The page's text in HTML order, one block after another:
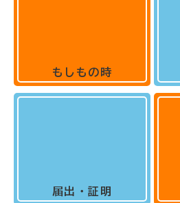
もしもの時
届出・証明